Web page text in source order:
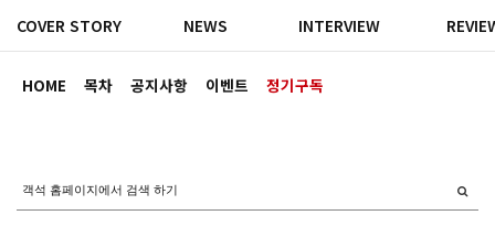
HOME 목차 공지사항 이벤트 정기구독
COVER STORY NEWS INTERVIEW